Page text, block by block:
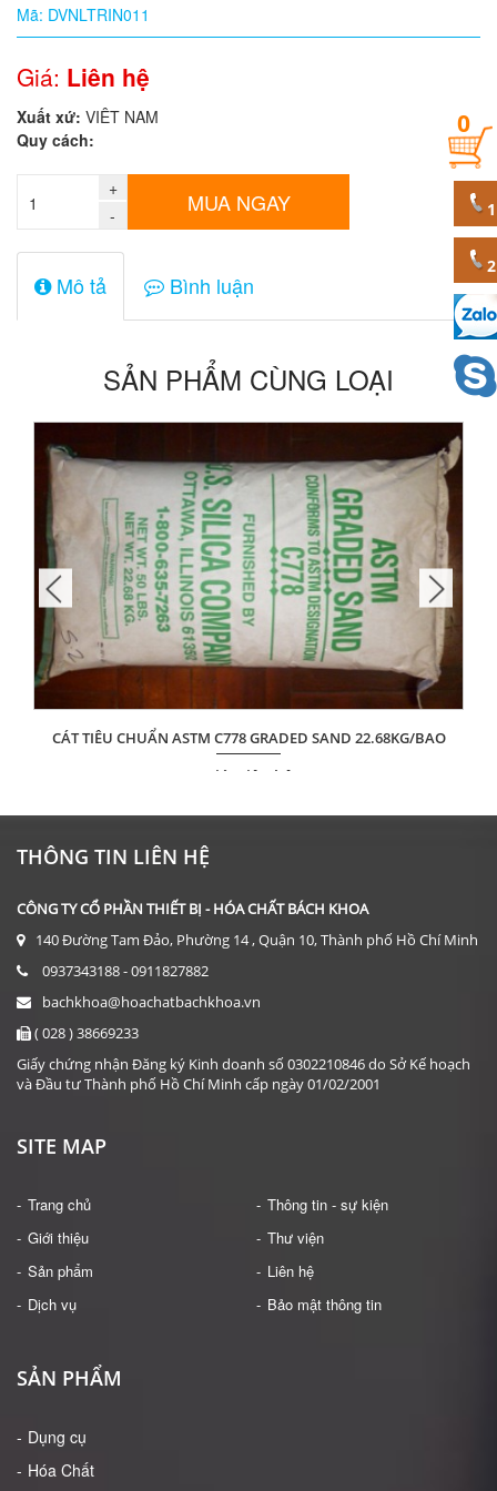
Quy
Giá:
đ
phẩm
0
Mã: DVNLTRIN011
Giá: Liên hệ
Xuất xứ: VIÊT NAM
Quy cách:
+
-
MUA NGAY
Mô tả Bình luận
SẢN PHẨM CÙNG LOẠI
CÁT TIÊU CHUẨN ASTM C778 GRADED SAND 22.68KG/BAO
Giá: Liên hệ
ĐẶT HÀNG
THÔNG TIN LIÊN HỆ
CÔNG TY CỔ PHẦN THIẾT BỊ - HÓA CHẤT BÁCH KHOA
140 Đường Tam Đảo, Phường 14 , Quận 10, Thành phố Hồ Chí Minh
0937343188 - 0911827882
bachkhoa@hoachatbachkhoa.vn
( 028 ) 38669233
Giấy chứng nhận Đăng ký Kinh doanh số 0302210846 do Sở Kế hoạch
và Đầu tư Thành phố Hồ Chí Minh cấp ngày 01/02/2001
SITE MAP
Trang chủ
Giới thiệu
Sản phẩm
Dịch vụ
Thông tin - sự kiện
Thư viện
Liên hệ
Bảo mật thông tin
SẢN PHẨM
Dụng cụ
Hóa Chất